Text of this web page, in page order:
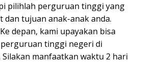
pilihlah perguruan tinggi yang
dan tujuan anak-anak anda.
depan, kami upayakan bisa
tinggi negeri di
Silakan manfaatkan waktu 2 hari